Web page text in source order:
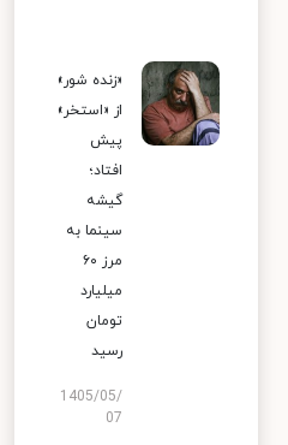
«زنده شور»
از «استخر»
پیش
افتاد؛
گیشه
سینما به
مرز ۶۰
میلیارد
تومان
رسید
1405/05/
07